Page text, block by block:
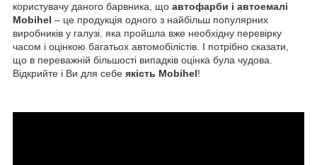
користувачу даного барвника, що автофарби і автоемалі
Mobihel – це продукція одного з найбільш популярних
виробників у галузі. яка пройшла вже необхідну перевірку
часом і оцінкою багатьох автомобілістів. І потрібно сказати,
що в переважній більшості випадків оцінка була чудова.
Відкрийте і Ви для себе якість Mobihel!